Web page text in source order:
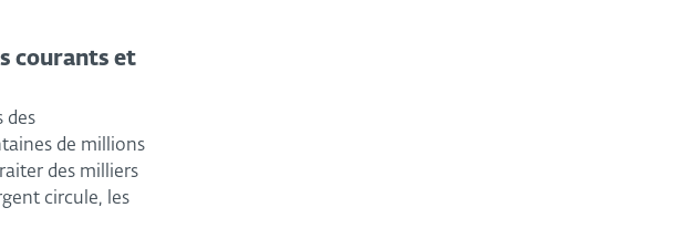
courants et
des
de millions
des milliers
circule, les